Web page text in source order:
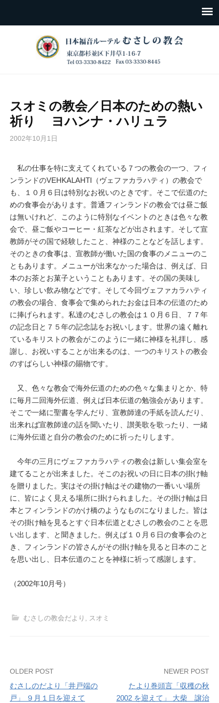
スオミの教会／日本のための熱い
祈り ヨハンナ・ハリュラ
2002年10月1日
私の仕事を特に支えてくれている７つの教会の一つ、フィ
ンランドのVEHKALAHTI（ヴェファカラハティ）の教会で
も、１０月６日は特別なお祝いのときです。そこで伝道のた
めの食事会があります。普通フィンランドの教会では昼ご飯
は無いけれど、このように特別なイベントのときは色々な教
会で、昼ご飯やコーヒー・紅茶などが出されます。そして宣
教師がその国で経験したこと、神様のことなどを話します。
そのときの食事は、宣教師が働いた国の食事のメニューのこ
ともあります。メニューが出来なかった場合は、例えば、日
本のお茶とお菓子ということもあります。その国の美味し
い、珍しい飲み物などです。そして今回ヴェファカラハティ
の教会の場合、食事会で集められたお金は日本の伝道のため
に捧げられます。私達のむさしの教会は１０月６日、７７年
の記念日と７５年の記念誌をお祝いします。世界の遠く離れ
ているキリストの教会がこのように一緒に神様を礼拝し、感
謝し、お祝いすることが出来るのは、一つのキリストの教会
のすばらしい神様の賜物です。
又、色々な教会で海外伝道のための色々な集まりとか、特
に毎月二回海外伝道、例えば日本伝道の勉強会があります。
そこで一緒に聖書を学んだり、宣教師達の手紙を読んだり、
出来れば宣教師達の話を聞いたり、讃美歌を歌ったり、一緒
に海外伝道と自分の教会のために祈ったりします。
今年の三月にヴェファカラハティの教会は新しい集会室を
建てることが出来ました。そこのお祝いの日に日本の掛け軸
を贈りました。実はその掛け軸はその建物の一番いい場所
に、皆によく見える場所に掛けられました。その掛け軸は日
本とフィンランドのかけ橋のようなものになりました。皆は
その掛け軸を見るとすぐ日本伝道とむさしの教会のことを思
い出します、と聞きました。例えば１０月６日の食事会のと
き、フィンランドの皆さんがその掛け軸を見ると日本のこと
を思い出し、日本伝道のことを神様に祈って感謝します。
（2002年10月号）
むさしの教会だより スオミ
Post
navigation
OLDER POST
むさしのだより「井戸端の
戸」 ９月１日を迎えて
NEWER POST
たより巻頭言「収穫の秋
2002 を迎えて」 大柴 譲治